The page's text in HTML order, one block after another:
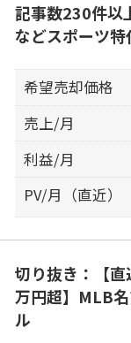
記事数230件以
などスポーツ
希望売却価格
売上/月
利益/月
PV/月（直近）
切り抜き：【
万円超】MLB
ル